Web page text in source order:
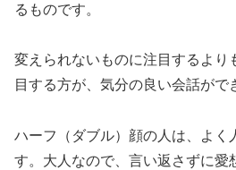
るものです。
変えられないものに注目するより
目する方が、気分の良い会話がで
ハーフ（ダブル）顔の人は、よく
す。大人なので、言い返さずに愛